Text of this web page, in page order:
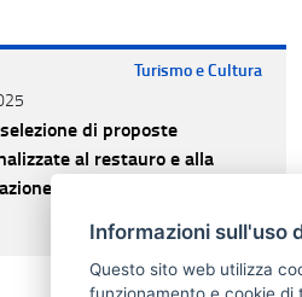
Turismo e Cultura
di proposte
al restauro e alla
di beni culturali
CONTINUA A LEGGERE
Informazioni sull'uso
Questo sito web utilizza